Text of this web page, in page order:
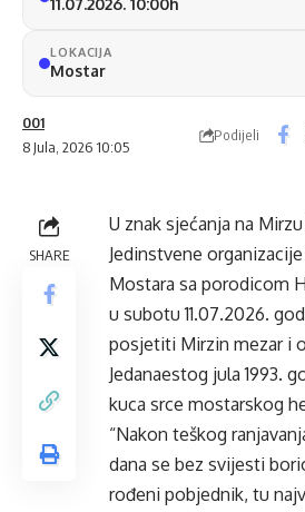
11.07.2026. 10:00h
LOKACIJA
Mostar
8 Jula, 2026 10:05
001
Podijeli
SHARE
U znak sjećanja na
Jedinstvene organizacije
Mostara sa porodicom
u subotu 11.07.2026.
posjetiti Mirzin mezar i
Jedanaestog jula 1993.
kuca srce mostarskog
“Nakon teškog
dana se bez svijesti
rođeni pobjednik, tu